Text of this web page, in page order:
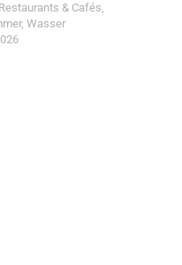
Restaurants & Cafés,
, Wasser